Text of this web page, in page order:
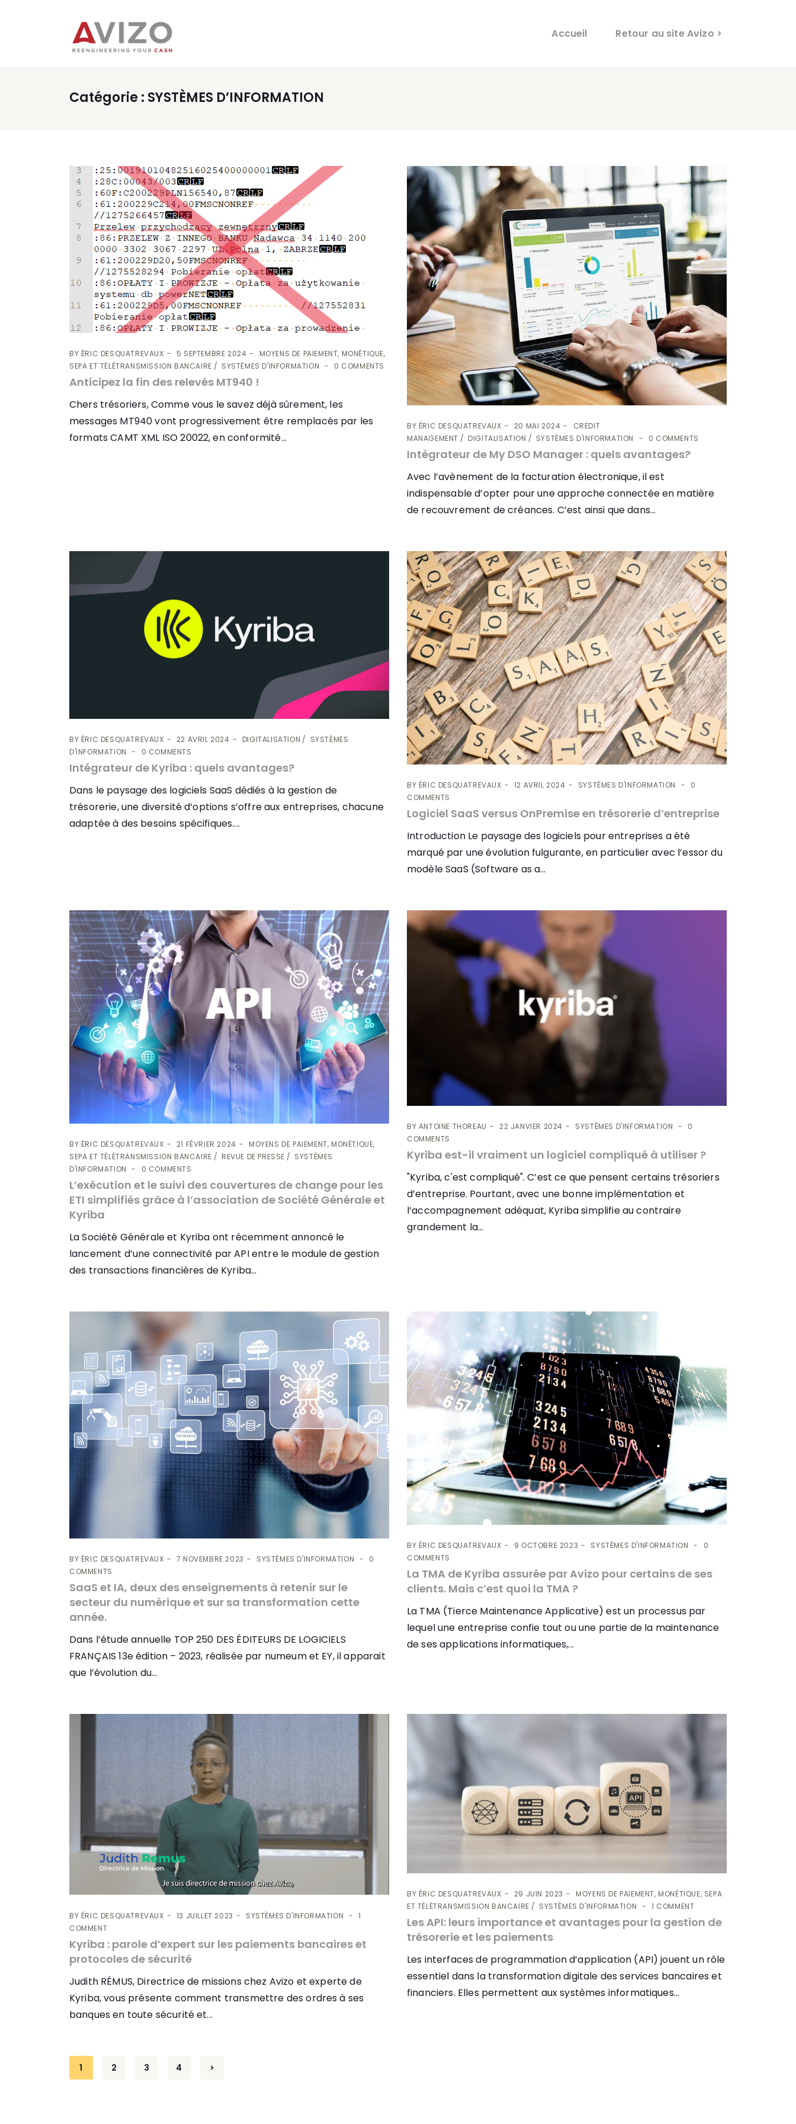
Accueil Retour au site Avizo >
Catégorie : SYSTÈMES D’INFORMATION
BY ÉRIC DESQUATREVAUX 5 SEPTEMBRE 2024
MOYENS DE PAIEMENT, MONÉTIQUE,
SEPA ET TÉLÉTRANSMISSION BANCAIRE
SYSTÈMES D'INFORMATION 0 COMMENTS
Anticipez la fin des relevés MT940 !
Chers trésoriers, Comme vous le savez déjà sûrement, les
messages MT940 vont progressivement être remplacés par les
formats CAMT XML ISO 20022, en conformité...
BY ÉRIC DESQUATREVAUX 20 MAI 2024
CREDIT
MANAGEMENT
DIGITALISATION SYSTÈMES D'INFORMATION 0 COMMENTS
Intégrateur de My DSO Manager : quels avantages?
Avec l’avènement de la facturation électronique, il est
indispensable d’opter pour une approche connectée en matière
de recouvrement de créances. C’est ainsi que dans...
BY ÉRIC DESQUATREVAUX 22 AVRIL 2024 DIGITALISATION
SYSTÈMES
D'INFORMATION
0 COMMENTS
Intégrateur de Kyriba : quels avantages?
Dans le paysage des logiciels SaaS dédiés à la gestion de
trésorerie, une diversité d’options s’offre aux entreprises, chacune
adaptée à des besoins spécifiques....
BY ÉRIC DESQUATREVAUX 12 AVRIL 2024 SYSTÈMES D'INFORMATION
0
COMMENTS
Logiciel SaaS versus OnPremise en trésorerie d’entreprise
Introduction Le paysage des logiciels pour entreprises a été
marqué par une évolution fulgurante, en particulier avec l’essor du
modèle SaaS (Software as a...
BY ÉRIC DESQUATREVAUX 21 FÉVRIER 2024
MOYENS DE PAIEMENT, MONÉTIQUE,
SEPA ET TÉLÉTRANSMISSION BANCAIRE
REVUE DE PRESSE
SYSTÈMES
D'INFORMATION
0 COMMENTS
L’exécution et le suivi des couvertures de change pour les
ETI simplifiés grâce à l’association de Société Générale et
Kyriba
La Société Générale et Kyriba ont récemment annoncé le
lancement d’une connectivité par API entre le module de gestion
des transactions financières de Kyriba...
BY ANTOINE THOREAU 22 JANVIER 2024 SYSTÈMES D'INFORMATION
0
COMMENTS
Kyriba est-il vraiment un logiciel compliqué à utiliser ?
"Kyriba, c'est compliqué". C’est ce que pensent certains trésoriers
d’entreprise. Pourtant, avec une bonne implémentation et
l’accompagnement adéquat, Kyriba simplifie au contraire
grandement la...
BY ÉRIC DESQUATREVAUX 7 NOVEMBRE 2023 SYSTÈMES D'INFORMATION
0
COMMENTS
SaaS et IA, deux des enseignements à retenir sur le
secteur du numérique et sur sa transformation cette
année.
Dans l’étude annuelle TOP 250 DES ÉDITEURS DE LOGICIELS
FRANÇAIS 13e édition – 2023, réalisée par numeum et EY, il apparait
que l’évolution du...
BY ÉRIC DESQUATREVAUX 9 OCTOBRE 2023 SYSTÈMES D'INFORMATION
0
COMMENTS
La TMA de Kyriba assurée par Avizo pour certains de ses
clients. Mais c’est quoi la TMA ?
La TMA (Tierce Maintenance Applicative) est un processus par
lequel une entreprise confie tout ou une partie de la maintenance
de ses applications informatiques,...
BY ÉRIC DESQUATREVAUX 13 JUILLET 2023 SYSTÈMES D'INFORMATION
1
COMMENT
Kyriba : parole d’expert sur les paiements bancaires et
protocoles de sécurité
Judith RÉMUS, Directrice de missions chez Avizo et experte de
Kyriba, vous présente comment transmettre des ordres à ses
banques en toute sécurité et...
BY ÉRIC DESQUATREVAUX 29 JUIN 2023
MOYENS DE PAIEMENT, MONÉTIQUE, SEPA
ET TÉLÉTRANSMISSION BANCAIRE
SYSTÈMES D'INFORMATION 1 COMMENT
Les API: leurs importance et avantages pour la gestion de
trésorerie et les paiements
Les interfaces de programmation d’application (API) jouent un rôle
essentiel dans la transformation digitale des services bancaires et
financiers. Elles permettent aux systèmes informatiques...
Navigation
1 2 3 4 >